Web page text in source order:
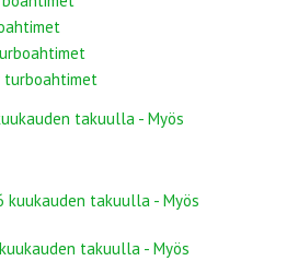
turboahtimet
takuulla - Myös
kuukauden takuulla - Myös
takuulla - Myös